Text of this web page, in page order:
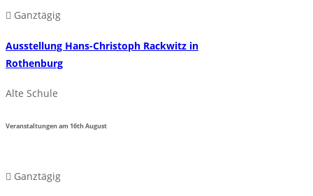
Ganztägig
Ausstellung Hans-Christoph Rackwitz in
Rothenburg
Alte Schule
Veranstaltungen am16thAugust
Ganztägig